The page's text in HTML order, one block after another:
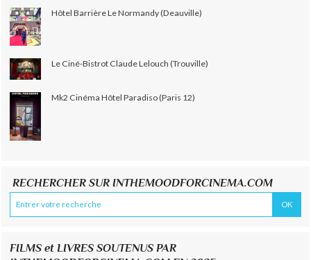
Hôtel Barrière Le Normandy (Deauville)
Le Ciné-Bistrot Claude Lelouch (Trouville)
Mk2 Cinéma Hôtel Paradiso (Paris 12)
RECHERCHER SUR INTHEMOODFORCINEMA.COM
FILMS et LIVRES SOUTENUS PAR